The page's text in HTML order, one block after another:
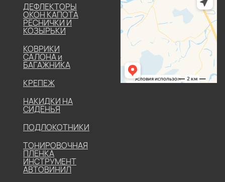
ДЕФЛЕКТОРЫ
ОКОН КАПОТА
РЕСНИЧКИ И
КОЗЫРЬКИ
КОВРИКИ
САЛОНА и
БАГАЖНИКА
КРЕПЕЖ
НАКИДКИ НА
СИДЕНЬЯ
ПОДЛОКОТНИКИ
ТОНИРОВОЧНАЯ
ПЛЕНКА
ИНСТРУМЕНТ
АВТОВИНИЛ